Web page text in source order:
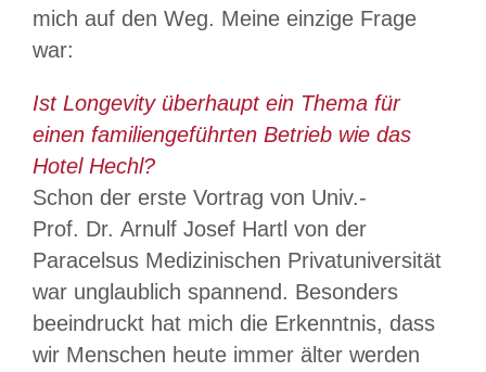
mich auf den Weg. Meine einzige Frage
war:
Ist Longevity überhaupt ein Thema für
einen familiengeführten Betrieb wie das
Hotel Hechl?
Schon der erste Vortrag von Univ.-
Prof. Dr. Arnulf Josef Hartl von der
Paracelsus Medizinischen Privatuniversität
war unglaublich spannend. Besonders
beeindruckt hat mich die Erkenntnis, dass
wir Menschen heute immer älter werden